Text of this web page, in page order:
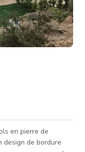
en pierre de
design de bordure